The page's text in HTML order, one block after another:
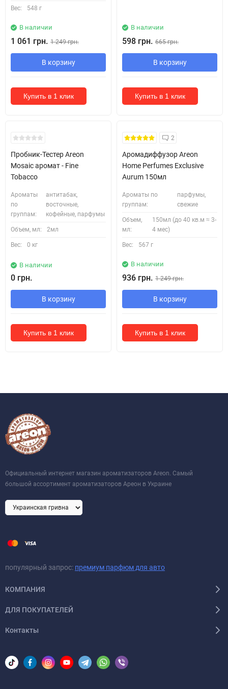
Вес: 548 г
В наличии
1 061 грн. 1 249 грн.
В корзину
Купить в 1 клик
В наличии
598 грн. 665 грн.
В корзину
Купить в 1 клик
Кожні 1500₴ чеку = 1 тестер
Пробник-Тестер Areon
Mosaic аромат - Fine
Tobacco
Ароматы
по
группам:
антитабак,
восточные,
кофейные, парфумы
Объем, мл: 2мл
Вес: 0 кг
В наличии
0 грн.
В корзину
Купить в 1 клик
2
Аромадиффузор Areon
Home Perfumes Exclusive
Aurum 150мл
Ароматы по
группам:
парфумы,
свежие
Объем,
мл:
150мл (до 40 кв.м ≈ 3-
4 мес)
Вес: 567 г
В наличии
936 грн. 1 249 грн.
В корзину
Купить в 1 клик
Официальный интернет магазин ароматизаторов Areon. Самый
большой ассортимент ароматизаторов Ареон в Украине
популярный запрос: премиум парфюм для авто
КОМПАНИЯ
ДЛЯ ПОКУПАТЕЛЕЙ
Контакты